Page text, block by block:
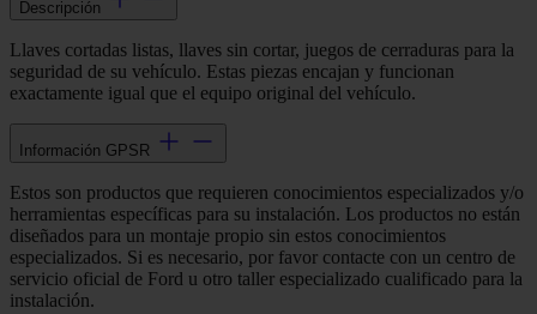
Descripción
Llaves cortadas listas, llaves sin cortar, juegos de cerraduras para la
seguridad de su vehículo. Estas piezas encajan y funcionan
exactamente igual que el equipo original del vehículo.
Información GPSR
Estos son productos que requieren conocimientos especializados y/o
herramientas específicas para su instalación. Los productos no están
diseñados para un montaje propio sin estos conocimientos
especializados. Si es necesario, por favor contacte con un centro de
servicio oficial de Ford u otro taller especializado cualificado para la
instalación.